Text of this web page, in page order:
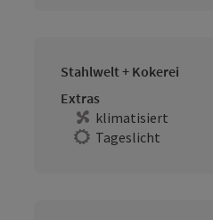
Stahlwelt + Kokerei
Extras
klimatisiert
Tageslicht